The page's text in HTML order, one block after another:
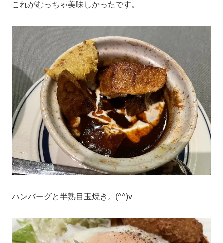
これがむっちゃ美味しかったです。
ハンバーグと半熟目玉焼き。(^^)v